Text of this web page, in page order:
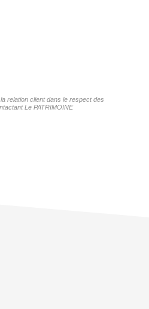
relation client dans le respect des
Le PATRIMOINE